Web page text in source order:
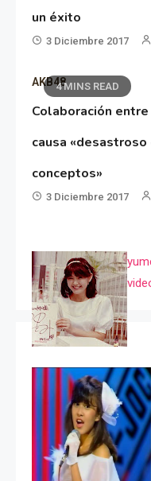
un éxito
3 Diciembre 2017
4 MINS READ
AKB48
Colaboración
causa
conceptos»
3 Diciembre 2017